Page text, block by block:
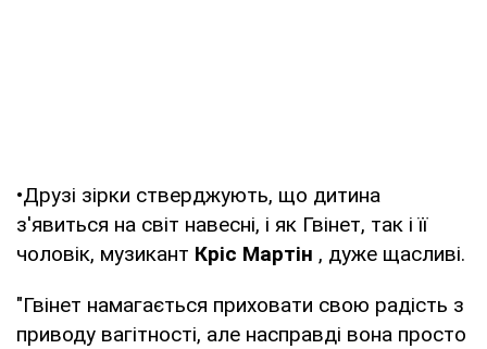
•Друзі зірки стверджують, що дитина
з'явиться на світ навесні, і як Гвінет, так і її
чоловік, музикант Кріс Мартін , дуже щасливі.
"Гвінет намагається приховати свою радість з
приводу вагітності, але насправді вона просто